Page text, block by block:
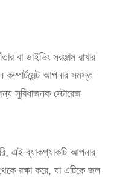
বা ডাইভিং সরঞ্জাম রাখার
আপনার সমস্ত
সুবিধাজনক স্টোরেজ
এই ব্যাকপ্যাকটি আপনার
রক্ষা করে, যা এটিকে জল